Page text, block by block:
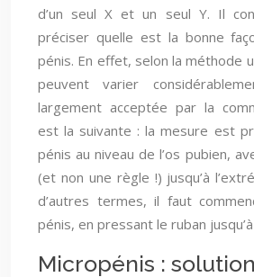
d’un seul X et un seul Y. Il
préciser quelle est la bonne
pénis. En effet, selon la méthode
peuvent varier
largement acceptée par la
est la suivante : la mesure est
pénis au niveau de l’os pubien,
(et non une règle !) jusqu’à
d’autres termes, il faut
pénis, en pressant le ruban jusqu’à
Micropénis :